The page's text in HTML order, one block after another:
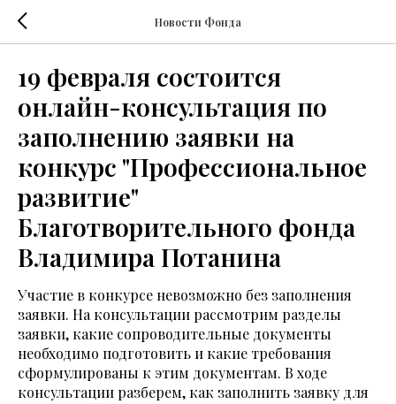
Новости Фонда
19 февраля состоится
онлайн-консультация по
заполнению заявки на
конкурс "Профессиональное
развитие"
Благотворительного фонда
Владимира Потанина
Участие в конкурсе невозможно без заполнения
заявки. На консультации рассмотрим разделы
заявки, какие сопроводительные документы
необходимо подготовить и какие требования
сформулированы к этим документам. В ходе
консультации разберем, как заполнить заявку для